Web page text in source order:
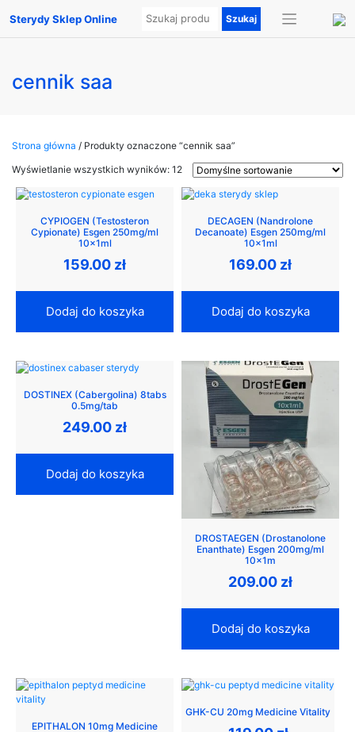
Sterydy Sklep Online
cennik saa
Strona główna / Produkty oznaczone “cennik saa”
Wyświetlanie wszystkich wyników: 12
CYPIOGEN (Testosteron
Cypionate) Esgen 250mg/ml
10x1ml
159.00 zł
Dodaj do koszyka
DECAGEN (Nandrolone
Decanoate) Esgen 250mg/ml
10x1ml
169.00 zł
Dodaj do koszyka
DOSTINEX (Cabergolina) 8tabs
0.5mg/tab
249.00 zł
Dodaj do koszyka
DROSTAEGEN (Drostanolone
Enanthate) Esgen 200mg/ml
10x1m
209.00 zł
Dodaj do koszyka
EPITHALON 10mg Medicine
GHK-CU 20mg Medicine Vitality